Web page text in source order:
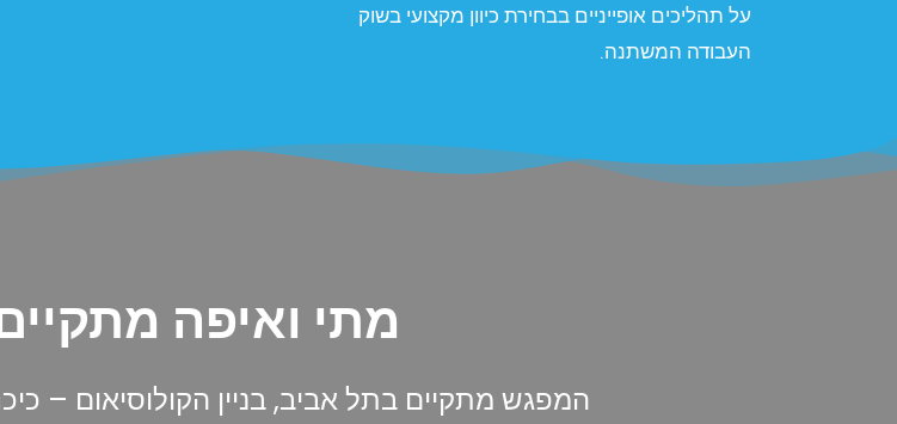
על תהליכים אופייניים בבחירת כיוון מקצועי בשוק
העבודה המשתנה.
מתי ואיפה
המפגש מתקיים בתל אביב, בניין הקולוסיאום – כיכר